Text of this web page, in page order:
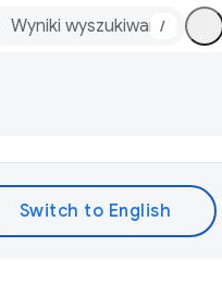
/